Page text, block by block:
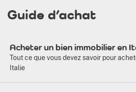
Guide d’achat
Acheter un bien immobilier en
Tout ce que vous devez savoir pour
Italie